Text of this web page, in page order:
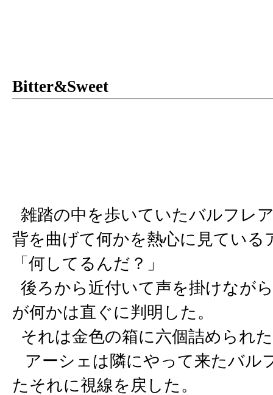
Bitter&Sweet
雑踏の中を歩いていたバルフレ
背を曲げて何かを熱心に見ている
「何してるんだ？」
後ろから近付いて声を掛けなが
が何かは直ぐに判明した。
それは金色の箱に六個詰められ
アーシェは隣にやって来たバル
たそれに視線を戻した。